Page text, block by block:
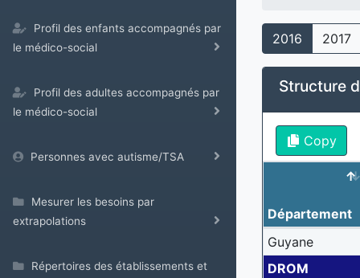
Profil des enfants accompagnés par
le médico-social
Profil des adultes accompagnés par
le médico-social
Personnes avec autisme/TSA
Mesurer les besoins par
extrapolations
Répertoires des établissements et
2016 2017
Structure
Copy
Département
Guyane
DROM